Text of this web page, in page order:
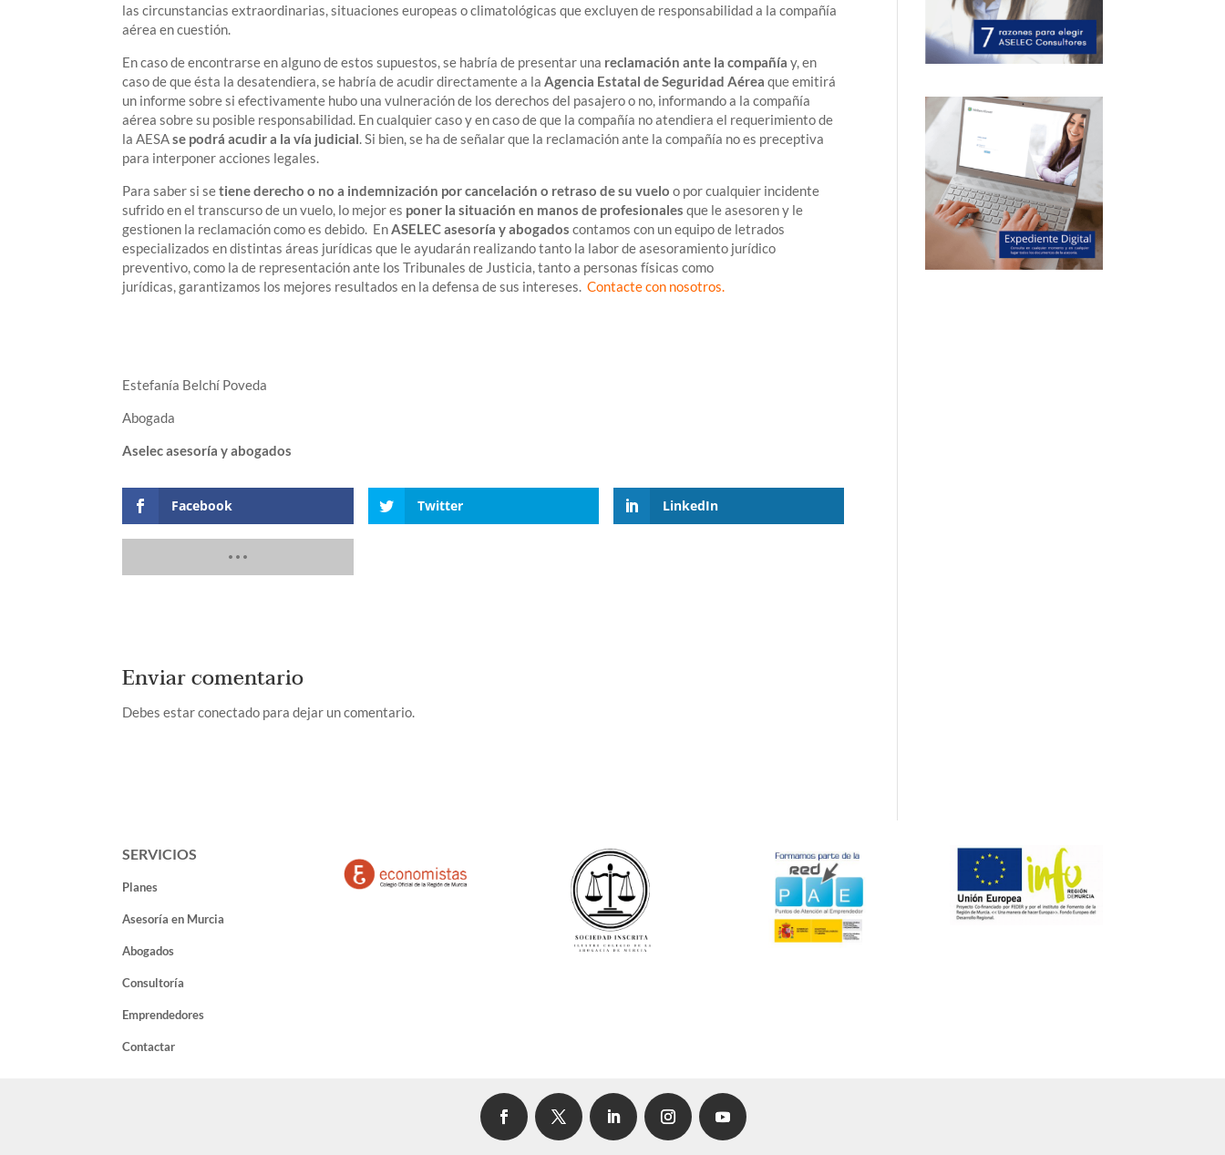
las circunstancias extraordinarias, situaciones europeas o climatológicas que excluyen de responsabilidad a la compañía
aérea en cuestión.
En caso de encontrarse en alguno de estos supuestos, se habría de presentar una reclamación ante la compañía y, en
caso de que ésta la desatendiera, se habría de acudir directamente a laAgencia Estatal de Seguridad Aérea que emitirá
un informe sobre si efectivamente hubo una vulneración de los derechos del pasajero o no, informando a la compañía
aérea sobre su posible responsabilidad. En cualquier caso y en caso de que la compañía no atendiera el requerimiento de
la AESAse podrá acudir a la vía judicial. Si bien, se ha de señalar que la reclamación ante la compañía no es preceptiva
para interponer acciones legales.
Para saber si setiene derecho o no a indemnización por cancelación o retraso de su vuelo o por cualquier incidente
sufrido en el transcurso de un vuelo, lo mejor es poner la situación en manos de profesionales que le asesoren y le
gestionen la reclamación como es debido. EnASELEC asesoría y abogados contamos con un equipo de letrados
especializados en distintas áreas jurídicas que le ayudarán realizando tanto la labor de asesoramiento jurídico
preventivo, como la de representación ante los Tribunales de Justicia, tanto a personas físicas como
jurídicas, garantizamos los mejores resultados en la defensa de sus intereses.Contacte con nosotros.
Estefanía Belchí Poveda
Abogada
Aselec asesoría y abogados
Facebook Twitter LinkedIn
Enviar comentario
Debes estar conectado para dejar un comentario.
SERVICIOS
Planes
Asesoría en Murcia
Abogados
Consultoría
Emprendedores
Contactar